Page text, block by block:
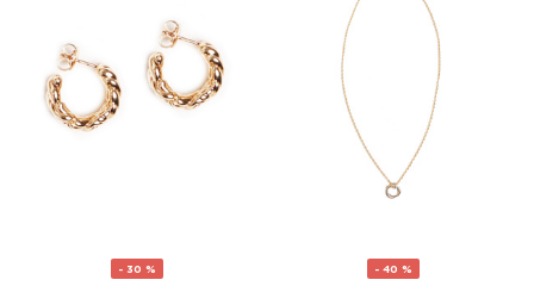
- 30 % - 40 %